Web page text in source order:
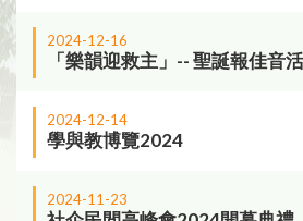
2024-12-16
「樂韻迎救主」-- 聖誕報佳音
2024-12-14
學與教博覽2024
2024-11-23